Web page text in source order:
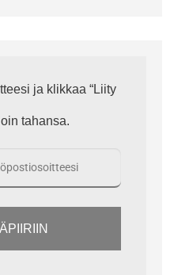
ja klikkaa “Liity
tahansa.